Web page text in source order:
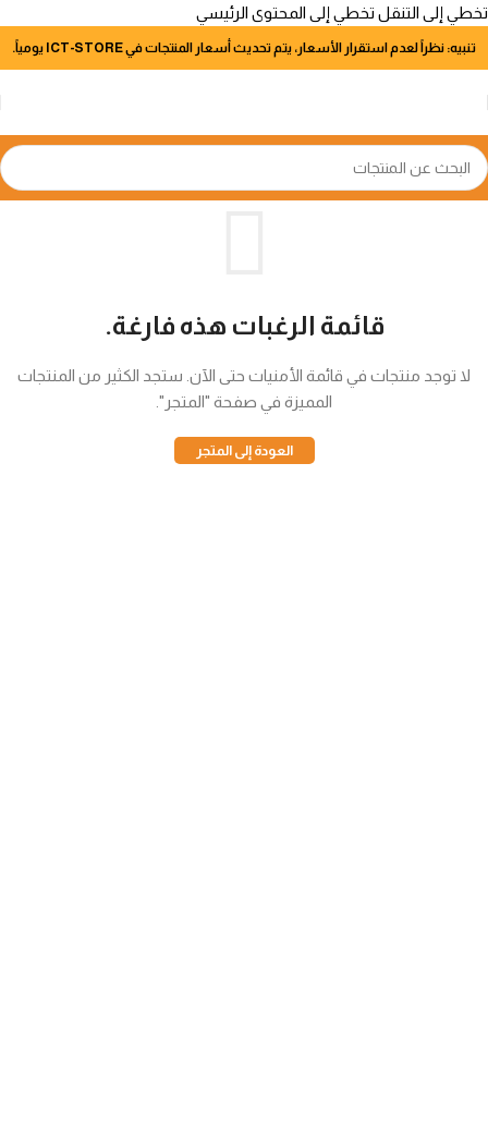
تخطي إلى التنقل تخطي إلى المحتوى الرئيسي
تنبيه: نظراً لعدم استقرار الأسعار، يتم تحديث أسعار المنتجات في ICT-STORE يومياً.
قائمة الرغبات هذه فارغة.
لا توجد منتجات في قائمة الأمنيات حتى الآن. ستجد الكثير من المنتجات
المميزة في صفحة "المتجر".
العودة إلى المتجر